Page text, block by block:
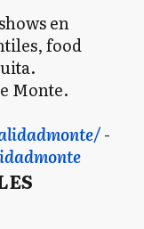
en
food
Monte.
-